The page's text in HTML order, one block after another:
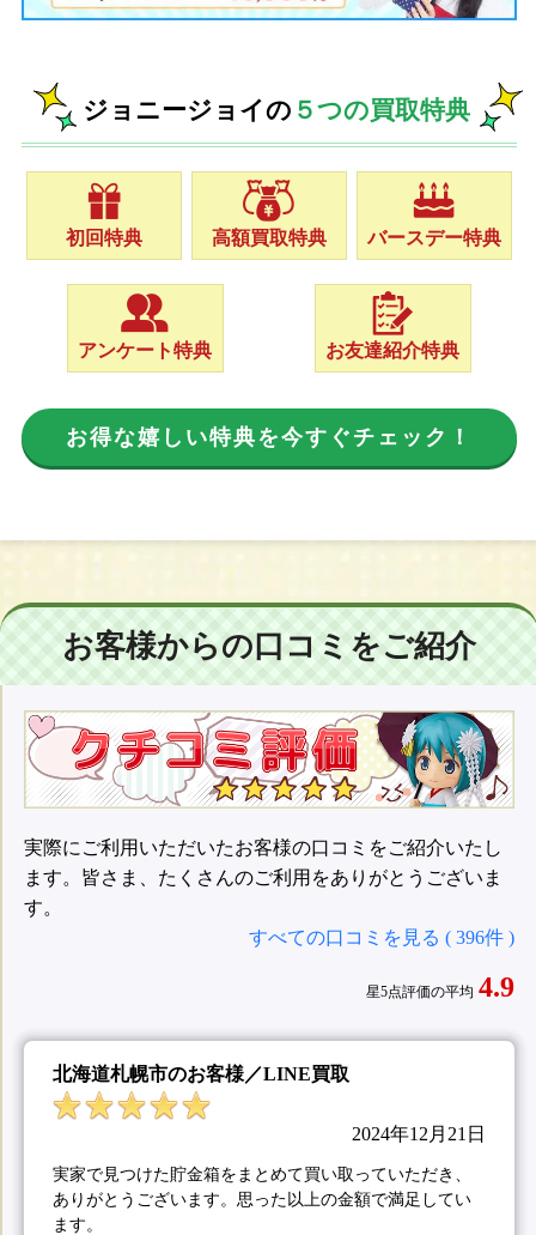
ジョニージョイの ５つの買取特典
初回特典 高額買取特典 バースデー特典
アンケート特典 お友達紹介特典
お得な嬉しい特典を今すぐチェック！
お客様からの口コミをご紹介
実際にご利用いただいたお客様の口コミをご紹介いたし
ます。皆さま、たくさんのご利用をありがとうございま
す。
すべての口コミを見る ( 396件 )
星5点評価の平均 4.9
北海道札幌市のお客様／LINE買取
2024年12月21日
実家で見つけた貯金箱をまとめて買い取っていただき、
ありがとうございます。思った以上の金額で満足してい
ます。